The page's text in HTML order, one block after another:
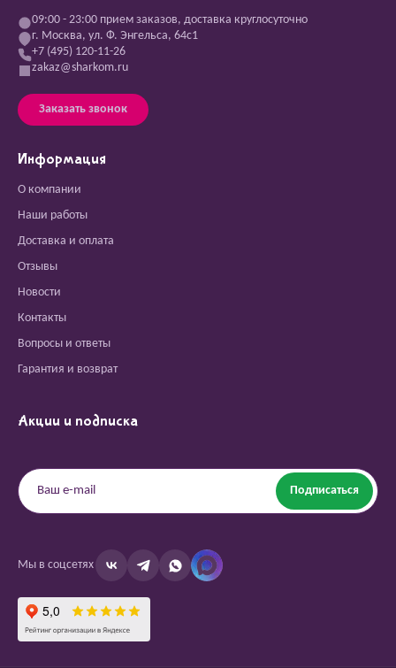
09:00 - 23:00 прием заказов, доставка круглосуточно
г. Москва, ул. Ф. Энгельса, 64с1
+7 (495) 120-11-26
zakaz@sharkom.ru
Заказать звонок
Информация
О компании
Наши работы
Доставка и оплата
Отзывы
Новости
Контакты
Вопросы и ответы
Гарантия и возврат
Акции и подписка
Подписаться
Мы в соцсетях